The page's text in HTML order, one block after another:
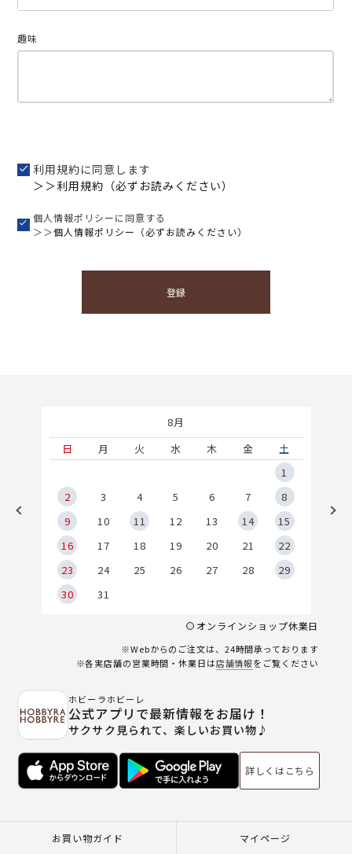
須)
趣味
利用規約に同意します
＞＞利用規約（必ずお読みください）
個人情報ポリシーに同意する
＞＞個人情報ポリシー（必ずお読みください）
登録
8月
日
月 火 水 木 金
土
1
2
3 4 5 6 7
8
9
10 11 12 13 14
15
16
17 18 19 20 21
22
23
24 25 26 27 28
29
30
31
オンラインショップ休業日
※Webからのご注文は、24時間承っております
※各実店舗の営業時間・休業日は店舗情報をご覧ください
ホビーラホビーレ
公式アプリで最新情報をお届け！
サクサク見られて、楽しいお買い物♪
詳しくはこちら
お買い物ガイド マイページ